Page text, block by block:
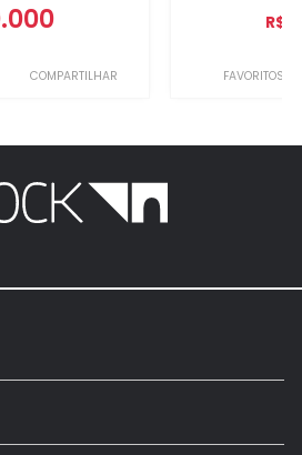
COMPARTILHAR
R$
FAVORITOS